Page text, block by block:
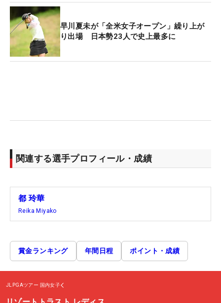
早川夏未が「全米女子オープン」繰り上が
り出場 日本勢23人で史上最多に
関連する選手プロフィール・成績
都 玲華
Reika Miyako
賞金ランキング 年間日程 ポイント・成績
JLPGAツアー 国内女子